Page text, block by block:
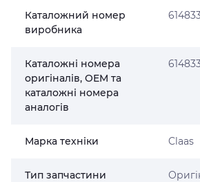
Каталожний номер
виробника
Каталожні номера
оригіналів, OEM та
каталожні номера
аналогів
Марка техніки Claas
Тип запчастини